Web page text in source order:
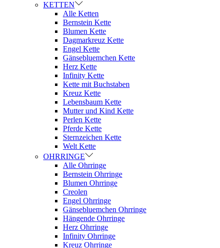
KETTEN
Alle Ketten
Bernstein Kette
Blumen Kette
Dagmarkreuz Kette
Engel Kette
Gänsebluemchen Kette
Herz Kette
Infinity Kette
Kette mit Buchstaben
Kreuz Kette
Lebensbaum Kette
Mutter und Kind Kette
Perlen Kette
Pferde Kette
Sternzeichen Kette
Welt Kette
OHRRINGE
Alle Ohrringe
Bernstein Ohrringe
Blumen Ohrringe
Creolen
Engel Ohrringe
Gänsebluemchen Ohrringe
Hängende Ohrringe
Herz Ohrringe
Infinity Ohrringe
Kreuz Ohrringe